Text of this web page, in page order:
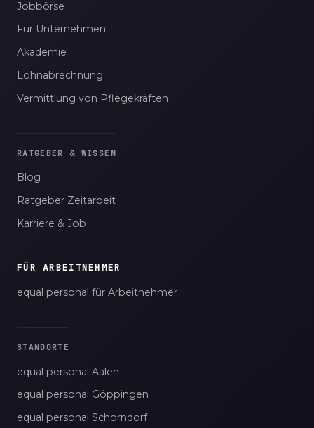
Jobbörse
Für Unternehmen
Akademie
Lohnabrechnung
Vermittlung von Pflegekräften
RATGEBER & WISSEN
Blog
Ratgeber Zeitarbeit
Karriere & Job
FÜR ARBEITNEHMER
equal personal für Arbeitnehmer
STANDORTE
equal personal Aalen
equal personal Göppingen
equal personal Schorndorf